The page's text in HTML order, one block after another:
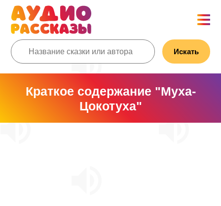
Искать
Краткое содержание "Муха-
Цокотуха"